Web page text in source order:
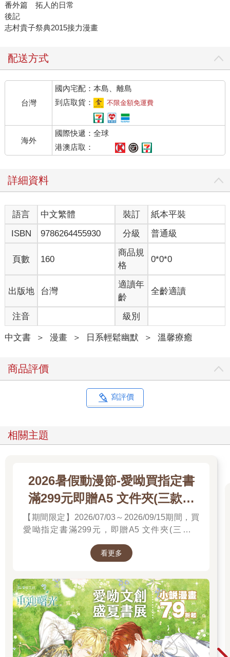
番外篇 拓人的日常
後記
志村貴子祭典2015接力漫畫
配送方式
台灣
國內宅配：本島、離島
到店取貨：
不限金額免運費
海外
國際快遞：全球
港澳店取：
詳細資料
語言 中文繁體 裝訂
紙本平裝
ISBN
9786264455930 分級 普通級
頁數 160
商品規
格
0*0*0
出版地 台灣
適讀年
齡
全齡適讀
注音 級別
中文書 ＞ 漫畫 ＞ 日系輕鬆幽默 ＞ 溫馨療癒
商品評價
寫評價
相關主題
2026暑假動漫節-愛呦買指定書
滿299元即贈A5 文件夾(三款隨
機)
【期間限定】2026/07/03～2026/09/15期間，買
愛呦指定書滿299元，即贈A5 文件夾(三款隨
看更多